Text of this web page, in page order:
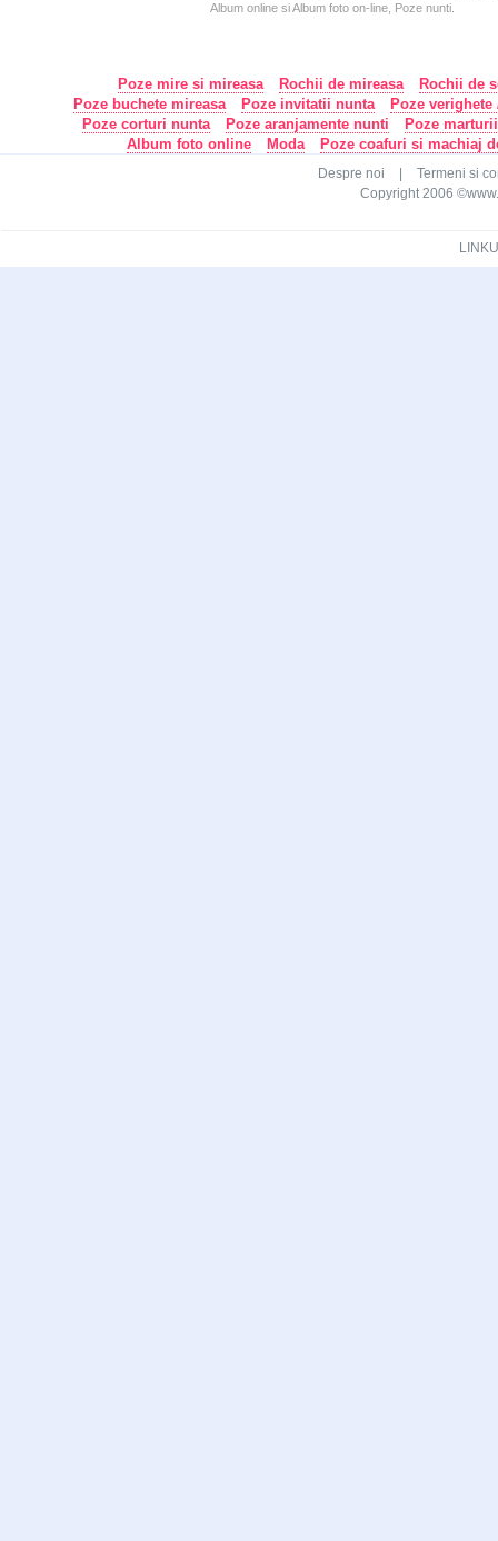
Album online si Album foto on-line, Poze nunti.
Poze mire si mireasa Rochii de mireasa
Rochii de
Poze buchete mireasa
Poze invitatii nunta
Poze
Poze corturi nunta
Poze aranjamente nunti
Poze
Album foto online
Moda Poze coafuri si machiaj
Despre noi
Termeni si
Copyright 2006